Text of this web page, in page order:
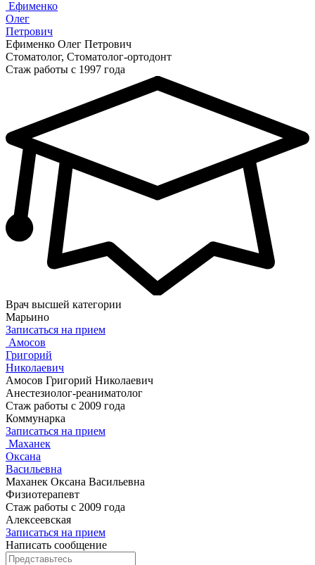
Ефименко
Олег
Петрович
Ефименко Олег Петрович
Стоматолог, Стоматолог-ортодонт
Стаж работы с 1997 года
Врач высшей категории
Марьино
Записаться на прием
Амосов
Григорий
Николаевич
Амосов Григорий Николаевич
Анестезиолог-реаниматолог
Стаж работы с 2009 года
Коммунарка
Записаться на прием
Маханек
Оксана
Васильевна
Маханек Оксана Васильевна
Физиотерапевт
Стаж работы с 2009 года
Алексеевская
Записаться на прием
Написать сообщение